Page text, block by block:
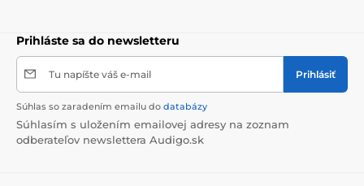
Prihláste sa do newsletteru
Tu napíšte váš e-mail Prihlásiť
Súhlas so zaradením emailu do databázy
Súhlasím s uložením emailovej adresy na zoznam
odberateľov newslettera Audigo.sk